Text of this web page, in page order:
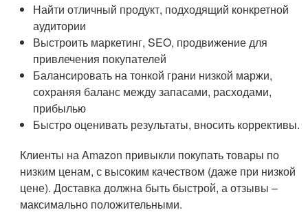
Найти отличный продукт, подходящий конкретной
аудитории
Выстроить маркетинг, SEO, продвижение для
привлечения покупателей
Балансировать на тонкой грани низкой маржи,
сохраняя баланс между запасами, расходами,
прибылью
Быстро оценивать результаты, вносить коррективы.
Клиенты на Amazon привыкли покупать товары по
низким ценам, с высоким качеством (даже при низкой
цене). Доставка должна быть быстрой, а отзывы –
максимально положительными.